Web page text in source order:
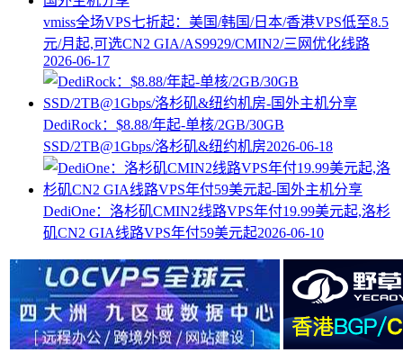
vmiss全场VPS七折起：美国/韩国/日本/香港VPS低至8.5
元/月起,可选CN2 GIA/AS9929/CMIN2/三网优化线路
2026-06-17
DediRock：$8.88/年起-单核/2GB/30GB
SSD/2TB@1Gbps/洛杉矶&纽约机房2026-06-18
DediOne：洛杉矶CMIN2线路VPS年付19.99美元起,洛杉
矶CN2 GIA线路VPS年付59美元起2026-06-10